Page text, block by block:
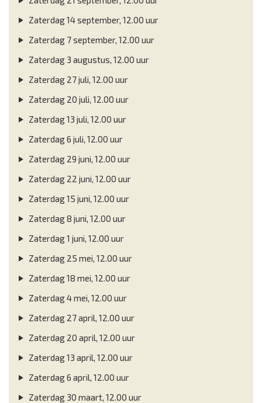
Zaterdag 14 september, 12.00 uur
Zaterdag 7 september, 12.00 uur
Zaterdag 3 augustus, 12.00 uur
Zaterdag 27 juli, 12.00 uur
Zaterdag 20 juli, 12.00 uur
Zaterdag 13 juli, 12.00 uur
Zaterdag 6 juli, 12.00 uur
Zaterdag 29 juni, 12.00 uur
Zaterdag 22 juni, 12.00 uur
Zaterdag 15 juni, 12.00 uur
Zaterdag 8 juni, 12.00 uur
Zaterdag 1 juni, 12.00 uur
Zaterdag 25 mei, 12.00 uur
Zaterdag 18 mei, 12.00 uur
Zaterdag 4 mei, 12.00 uur
Zaterdag 27 april, 12.00 uur
Zaterdag 20 april, 12.00 uur
Zaterdag 13 april, 12.00 uur
Zaterdag 6 april, 12.00 uur
Zaterdag 30 maart, 12.00 uur